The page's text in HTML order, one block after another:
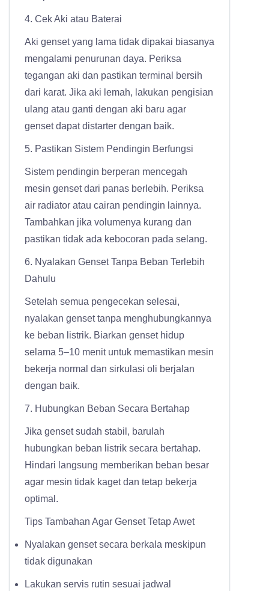
4. Cek Aki atau Baterai
Aki genset yang lama tidak dipakai biasanya
mengalami penurunan daya. Periksa
tegangan aki dan pastikan terminal bersih
dari karat. Jika aki lemah, lakukan pengisian
ulang atau ganti dengan aki baru agar
genset dapat distarter dengan baik.
5. Pastikan Sistem Pendingin Berfungsi
Sistem pendingin berperan mencegah
mesin genset dari panas berlebih. Periksa
air radiator atau cairan pendingin lainnya.
Tambahkan jika volumenya kurang dan
pastikan tidak ada kebocoran pada selang.
6. Nyalakan Genset Tanpa Beban Terlebih
Dahulu
Setelah semua pengecekan selesai,
nyalakan genset tanpa menghubungkannya
ke beban listrik. Biarkan genset hidup
selama 5–10 menit untuk memastikan mesin
bekerja normal dan sirkulasi oli berjalan
dengan baik.
7. Hubungkan Beban Secara Bertahap
Jika genset sudah stabil, barulah
hubungkan beban listrik secara bertahap.
Hindari langsung memberikan beban besar
agar mesin tidak kaget dan tetap bekerja
optimal.
Tips Tambahan Agar Genset Tetap Awet
Nyalakan genset secara berkala meskipun
tidak digunakan
Lakukan servis rutin sesuai jadwal